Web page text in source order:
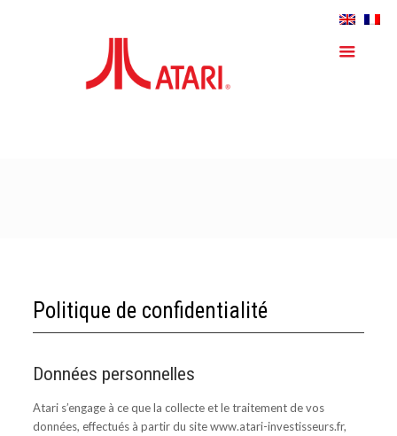
Politique de confidentialité
Données personnelles
Atari s’engage à ce que la collecte et le traitement de vos
données, effectués à partir du site www.atari-investisseurs.fr,